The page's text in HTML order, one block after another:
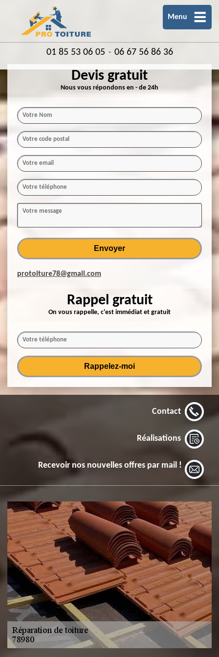
Menu
01 85 53 06 05 - 06 67 56 86 36
Devis gratuit
Nous vous répondons en - de 24h
protoiture78@gmail.com
Rappel gratuit
On vous rappelle, c'est immédiat et gratuit
Contact
Réalisations
Recevoir nos nouvelles offres par mail !